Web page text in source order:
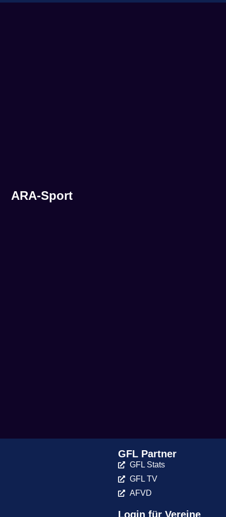
ARA-Sport
GFL Partner
GFL Stats
GFL TV
AFVD
Login für Vereine